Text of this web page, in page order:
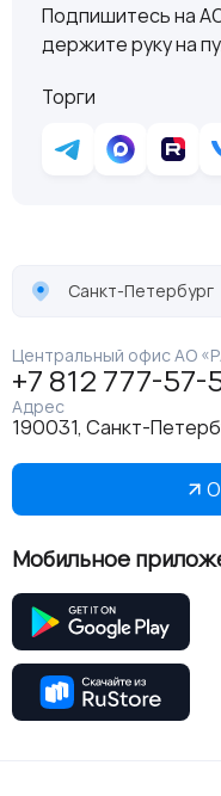
Подпишитесь на
держите руку на
Торги
Санкт-Петербург
Центральный офис АО
+7 812 777-57-
Адрес
190031, Санкт-
Мобильное